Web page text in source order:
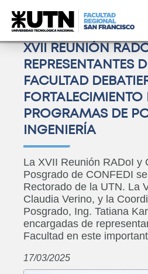
Institucional
XVII REUNIÓN
REPRESENTANTES
FACULTAD
FORTALECIMIENTO
PROGRAMAS DE
INGENIERÍA
La XVII Reunión RADoI y
Posgrado de CONFEDI
Rectorado de la UTN. La
Claudia Verino, y la
Posgrado, Ing. Tatiana
encargadas de
Facultad en este
17/03/2025